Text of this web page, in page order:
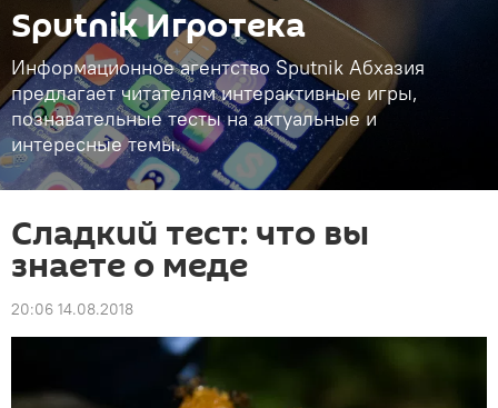
Sputnik Игротека
Информационное агентство Sputnik Абхазия
предлагает читателям интерактивные игры,
познавательные тесты на актуальные и
интересные темы.
Сладкий тест: что вы
знаете о меде
20:06 14.08.2018